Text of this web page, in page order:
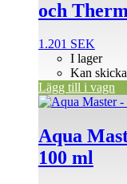
och
1.201 SEK
I lager
Kan
Lägg till i vagn
Aqua
100 ml